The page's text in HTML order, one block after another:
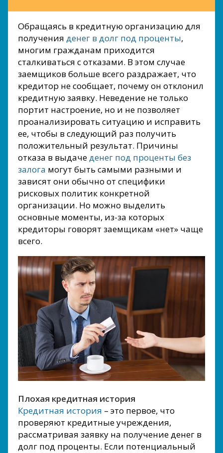
Обращаясь в кредитную организацию для
получения денег в долг под проценты,
многим гражданам приходится
сталкиваться с отказами. В этом случае
заемщиков больше всего раздражает, что
кредитор не сообщает, почему он отклонил
кредитную заявку. Неведение не только
портит настроение, но и не позволяет
проанализировать ситуацию и исправить
ее, чтобы в следующий раз получить
положительный результат. Причины
отказа в выдачеденег под проценты без
залога могут быть самыми разными и
зависят они обычно от специфики
рисковых политик конкретной
организации. Но можно выделить
основные моменты, из-за которых
кредиторы говорят заемщикам «нет» чаще
всего.
Плохая кредитная история
Кредитная история – это первое, что
проверяют кредитные учреждения,
рассматривая заявку на получение денег в
долг под проценты. Если потенциальный